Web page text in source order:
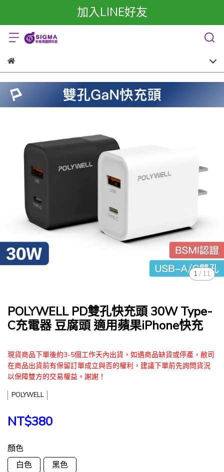
加入LINE好友
1 / 11
POLYWELL PD雙孔快充頭 30W Type-
C充電器 豆腐頭 適用蘋果iPhone快充
現貨商品下單後約3-5個工作天內出貨，如遇商品缺貨或停產，敝司
在商品出貨前有保留訂單成立與否的權利，建議下單前先詢問貨況
以保障雙方的交易權益。謝謝！
POLYWELL
NT$380
顏色
白色
黑色